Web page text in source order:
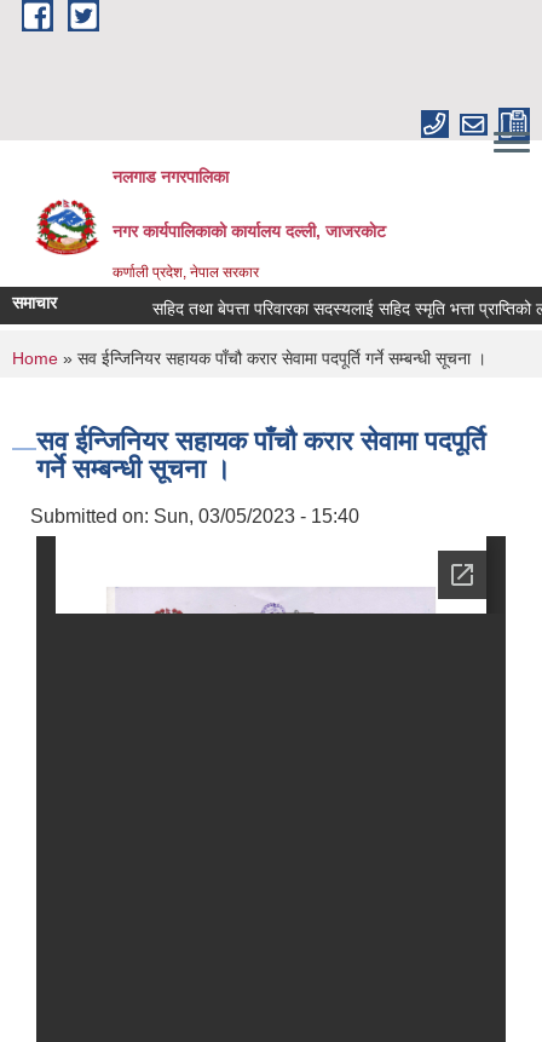
Skip to main content
नलगाड नगरपालिका
नगर कार्यपालिकाको कार्यालय दल्ली, जाजरकाेट
कर्णाली प्रदेश, नेपाल सरकार
समाचार सहिद तथा बेपत्ता परिवारका सदस्यलाई सहिद स्मृति भत्ता प्राप्तिको
You are here
Home » सव ईन्जिनियर सहायक पाँचौ करार सेवामा पदपूर्ति गर्ने सम्बन्धी सूचना ।
सव ईन्जिनियर सहायक पाँचौ करार सेवामा पदपूर्ति
गर्ने सम्बन्धी सूचना ।
Submitted on: Sun, 03/05/2023 - 15:40